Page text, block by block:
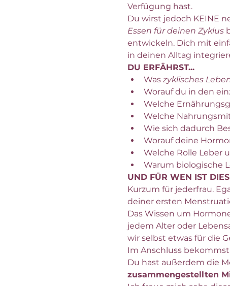
Verfügung hast.
Du wirst jedoch KEINE
Essen für deinen Zyklus
entwickeln. Dich mit
in deinen Alltag
DU ERFÄHRST...
Was zyklisches
Worauf du in den
Welche
Welche
Wie sich dadurch
Worauf deine
Welche Rolle Leber
Warum biologische
UND FÜR WEN IST
Kurzum für jederfrau.
deiner ersten
Das Wissen um
jedem Alter oder
wir selbst etwas für die
Im Anschluss
Du hast außerdem die
zusammengestellten